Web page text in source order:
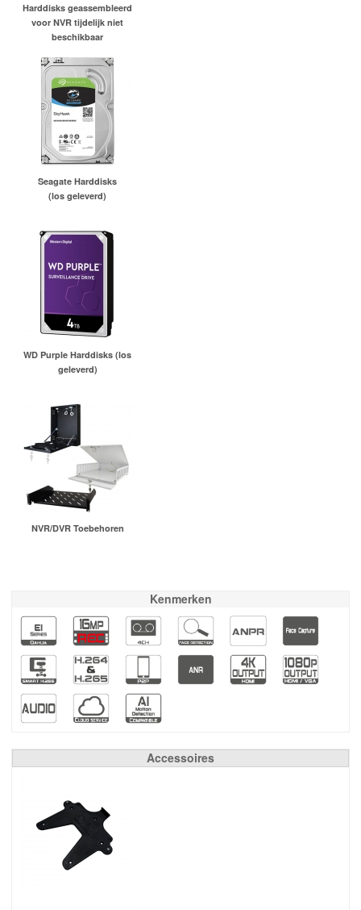
Harddisks geassembleerd
voor NVR tijdelijk niet
beschikbaar
Seagate Harddisks
(los geleverd)
WD Purple Harddisks (los
geleverd)
NVR/DVR Toebehoren
Kenmerken
Accessoires